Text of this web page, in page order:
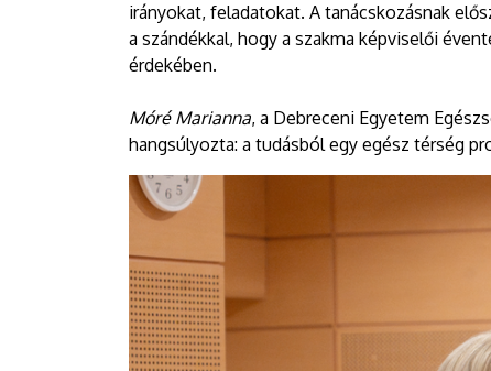
irányokat, feladatokat. A tanácskozásnak
a szándékkal, hogy a szakma képviselői
érdekében.
Móré Marianna, a Debreceni Egyetem
hangsúlyozta: a tudásból egy egész térség